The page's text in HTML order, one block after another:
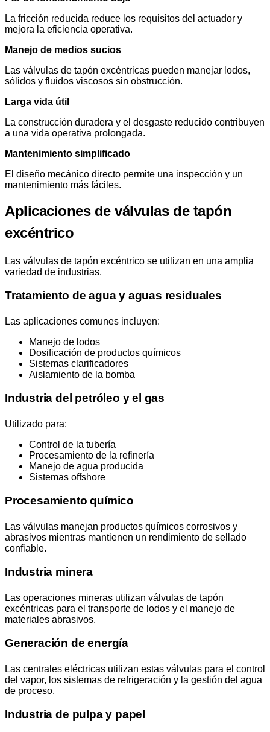
La fricción reducida reduce los requisitos del actuador y
mejora la eficiencia operativa.
Manejo de medios sucios
Las válvulas de tapón excéntricas pueden manejar lodos,
sólidos y fluidos viscosos sin obstrucción.
Larga vida útil
La construcción duradera y el desgaste reducido contribuyen
a una vida operativa prolongada.
Mantenimiento simplificado
El diseño mecánico directo permite una inspección y un
mantenimiento más fáciles.
Aplicaciones de válvulas de tapón
excéntrico
Las válvulas de tapón excéntrico se utilizan en una amplia
variedad de industrias.
Tratamiento de agua y aguas residuales
Las aplicaciones comunes incluyen:
Manejo de lodos
Dosificación de productos químicos
Sistemas clarificadores
Aislamiento de la bomba
Industria del petróleo y el gas
Utilizado para:
Control de la tubería
Procesamiento de la refinería
Manejo de agua producida
Sistemas offshore
Procesamiento químico
Las válvulas manejan productos químicos corrosivos y
abrasivos mientras mantienen un rendimiento de sellado
confiable.
Industria minera
Las operaciones mineras utilizan válvulas de tapón
excéntricas para el transporte de lodos y el manejo de
materiales abrasivos.
Generación de energía
Las centrales eléctricas utilizan estas válvulas para el control
del vapor, los sistemas de refrigeración y la gestión del agua
de proceso.
Industria de pulpa y papel